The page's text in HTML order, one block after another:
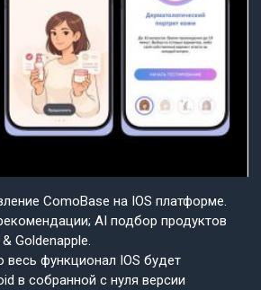
ComoBase на IOS платформе.
AI подбор продуктов
Goldenapple.
функционал IOS будет
в собранной с нуля версии